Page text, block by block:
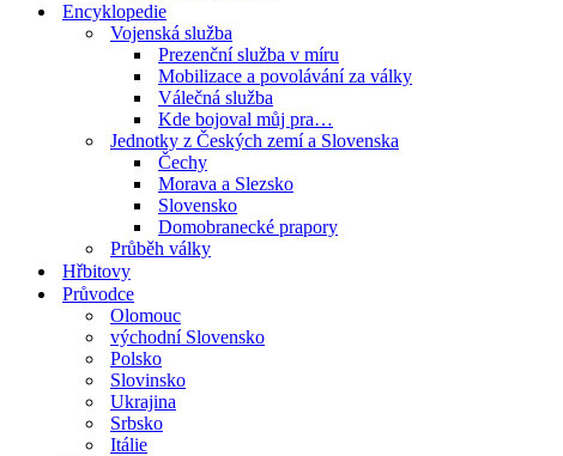
Encyklopedie
Vojenská služba
Prezenční služba v míru
Mobilizace a povolávání za války
Válečná služba
Kde bojoval můj pra…
Jednotky z Českých zemí a Slovenska
Čechy
Morava a Slezsko
Slovensko
Domobranecké prapory
Průběh války
Hřbitovy
Průvodce
Olomouc
východní Slovensko
Polsko
Slovinsko
Ukrajina
Srbsko
Itálie